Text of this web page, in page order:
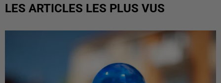
LES ARTICLES LES PLUS VUS